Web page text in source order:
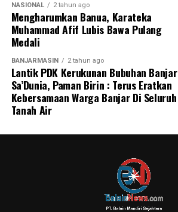
NASIONAL 2 tahun ago
Mengharumkan Banua, Karateka
Muhammad Afif Lubis Bawa Pulang
Medali
BANJARMASIN 2 tahun ago
Lantik PDK Kerukunan Bubuhan Banjar
Sa’Dunia, Paman Birin : Terus Eratkan
Kebersamaan Warga Banjar Di Seluruh
Tanah Air